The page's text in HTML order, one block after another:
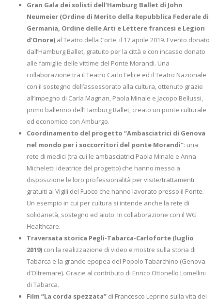
Gran Gala dei solisti dell’Hamburg Ballet di John
Neumeier (Ordine di Merito della Repubblica Federale di
Germania, Ordine delle Arti e Lettere francesi e Legion
d’Onore) al Teatro della Corte, il 17 aprile 2019. Evento donato
dall’Hamburg Ballet, gratuito per la città e con incasso donato
alle famiglie delle vittime del Ponte Morandi. Una
collaborazione tra il Teatro Carlo Felice ed il Teatro Nazionale
con il sostegno dell’assessorato alla cultura, ottenuto grazie
all’impegno di Carla Magnan, Paola Minale e Jacopo Bellussi,
primo ballerino dell’Hamburg Ballet; creato un ponte culturale
ed economico con Amburgo.
Coordinamento del progetto “Ambasciatrici di Genova
nel mondo per i soccorritori del ponte Morandi”: una
rete di medici (tra cui le ambasciatrici Paola Minale e Anna
Micheletti ideatrice del progetto) che hanno messo a
disposizione le loro professionalità per visite/trattamenti
gratuiti ai Vigili del Fuoco che hanno lavorato presso il Ponte.
Un esempio in cui per cultura si intende anche la rete di
solidarietà, sostegno ed aiuto. In collaborazione con il WG
Healthcare.
Traversata storica Pegli-Tabarca-Carloforte (luglio
2019) con la realizzazione di video e mostre sulla storia di
Tabarca e la grande epopea del Popolo Tabarchino (Genova
d’Oltremare). Grazie al contributo di Enrico Ottonello Lomellini
di Tabarca.
Film “La corda spezzata” di Francesco Leprino sulla vita del